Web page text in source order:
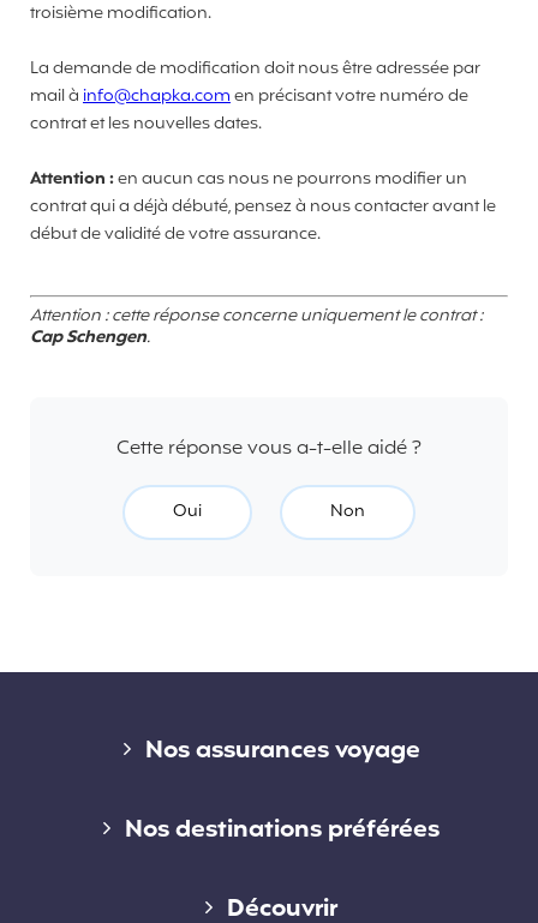
troisième modification.
La demande de modification doit nous être adressée par
mail àinfo@chapka.comen précisant votre numéro de
contrat et les nouvelles dates.
Attention :en aucun cas nous ne pourrons modifier un
contrat qui a déjà débuté, pensez à nous contacter avant le
début de validité de votre assurance.
Attention : cette réponse concerne uniquement le contrat :
Cap Schengen.
Cette réponse vous a-t-elle aidé ?
Oui Non
Nos assurances voyage
Assurance voyage courte durée
Nos destinations préférées
Assurance voyage en Australie
Découvrir